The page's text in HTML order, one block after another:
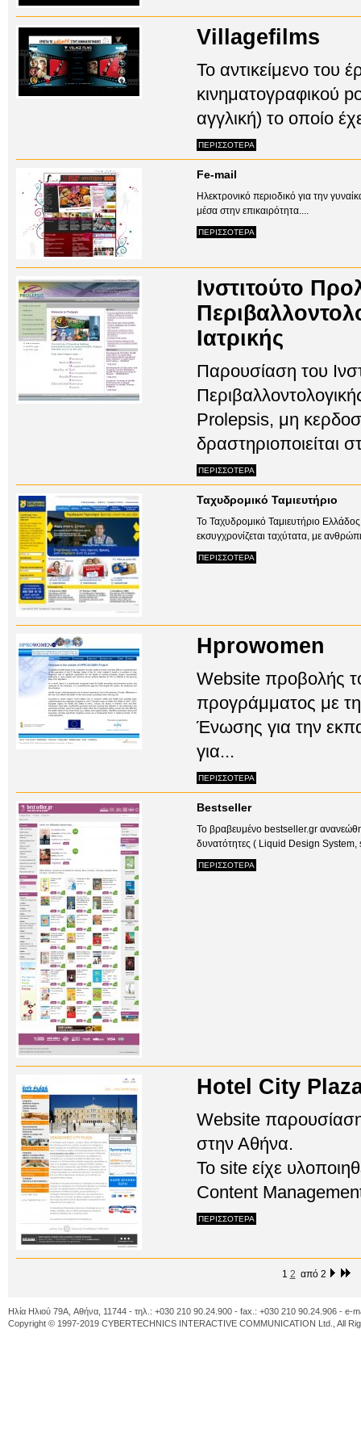
Villagefilms
Το αντικείμενο του
κινηματογραφικού
αγγλική) το οποίο
ΠΕΡΙΣΣΟΤΕΡΑ
Fe-mail
Ηλεκτρονικό περιοδικό για την
μέσα στην επικαιρότητα....
ΠΕΡΙΣΣΟΤΕΡΑ
Ινστιτούτο
Ιατρικής
Παρουσίαση του
Prolepsis, μη
δραστηριοποιείται
ΠΕΡΙΣΣΟΤΕΡΑ
Ταχυδρομικό Ταμιευτήριο
Το Ταχυδρομικό Ταμιευτήριο
εκσυγχρονίζεται ταχύτατα, με
ΠΕΡΙΣΣΟΤΕΡΑ
Hprowomen
Website προβολής
προγράμματος με
Ένωσης για την
για...
ΠΕΡΙΣΣΟΤΕΡΑ
Bestseller
Το βραβευμένο bestseller.gr
δυνατότητες ( Liquid Design
ΠΕΡΙΣΣΟΤΕΡΑ
Hotel City
Website
στην Αθήνα.
Το site είχε
Content
ΠΕΡΙΣΣΟΤΕΡΑ
1 2 από 2
Ηλία Ηλιού 79A, Αθήνα, 11744 - τηλ.: +030 210 90.24.900 - fax.: +030 210 90.24.906 - e-
Copyright © 1997-2019 CYBERTECHNICS INTERACTIVE COMMUNICATION Ltd., All